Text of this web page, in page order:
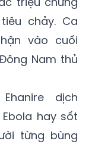
vào cuối
Nam thủ
Ehanire dịch
hay sốt
từng bùng
giống với